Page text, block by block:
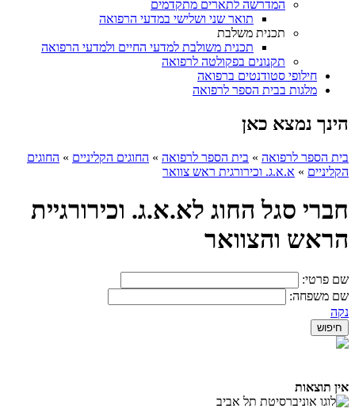
המדרשה לתארים מתקדמים
תואר שני ושלישי במדעי הרפואה
תכנית משלבת
תכנית משולבת למדעי החיים ולמדעי הרפואה
תקנונים בפקולטה לרפואה
חילופי סטודנטים ברפואה
מלגות בבית הספר לרפואה
הינך נמצא כאן
בית הספר לרפואה » בית הספר לרפואה » החוגים הקליניים » החוגים
הקליניים » א.א.ג. וכירורגית ראש צוואר
חברי סגל החוג לא.א.ג. וכירורגיית
הראש והצוואר
שם פרטי:
שם משפחה:
נקה
אין תוצאות